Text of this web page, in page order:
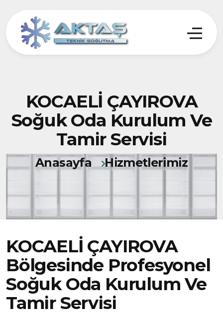
KOCAELİ ÇAYIROVA
Soğuk Oda Kurulum Ve
Tamir Servisi
Anasayfa Hizmetlerimiz
KOCAELİ ÇAYIROVA
Bölgesinde Profesyonel
Soğuk Oda Kurulum Ve
Tamir Servisi